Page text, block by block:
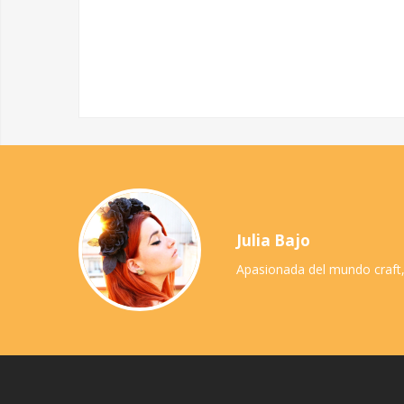
Julia Bajo
Apasionada del mundo